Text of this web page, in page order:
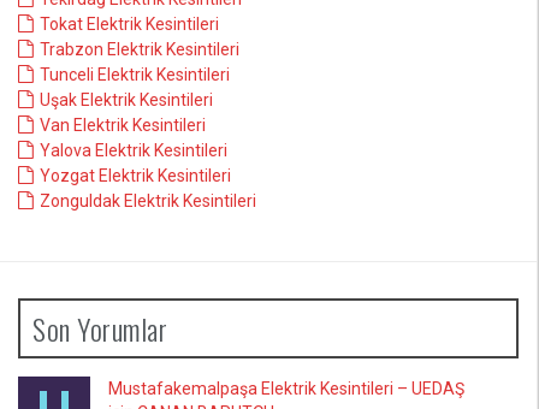
Tokat Elektrik Kesintileri
Trabzon Elektrik Kesintileri
Tunceli Elektrik Kesintileri
Uşak Elektrik Kesintileri
Van Elektrik Kesintileri
Yalova Elektrik Kesintileri
Yozgat Elektrik Kesintileri
Zonguldak Elektrik Kesintileri
Son Yorumlar
Mustafakemalpaşa Elektrik Kesintileri – UEDAŞ